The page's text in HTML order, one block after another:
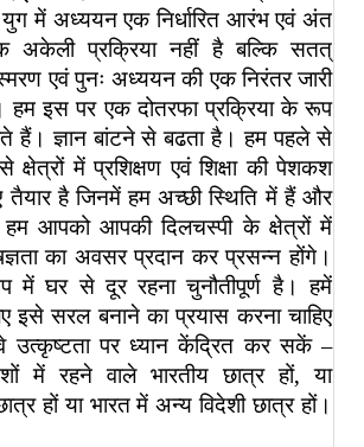
में अध्ययन एक निर्धारित आरंभ एवं अंत
प्रक्रिया नहीं है बल्कि सतत्
एवं पुनः अध्ययन की एक निरंतर जारी
हम इस पर एक दोतरफा प्रक्रिया के रूप
हैं। ज्ञान बांटने से बढता है। हम पहले से
क्षेत्रों में प्रशिक्षण एवं शिक्षा की पेशकश
है जिनमें हम अच्छी स्थिति में हैं और
हम आपको आपकी दिलचस्पी के क्षेत्रों में
का अवसर प्रदान कर प्रसन्न होंगे।
में घर से दूर रहना चुनौतीपूर्ण है। हमें
इसे सरल बनाने का प्रयास करना चाहिए
उत्कृष्टता पर ध्यान केंद्रित कर सकें –
में रहने वाले भारतीय छात्र हों, या
हों या भारत में अन्य विदेशी छात्र हों।